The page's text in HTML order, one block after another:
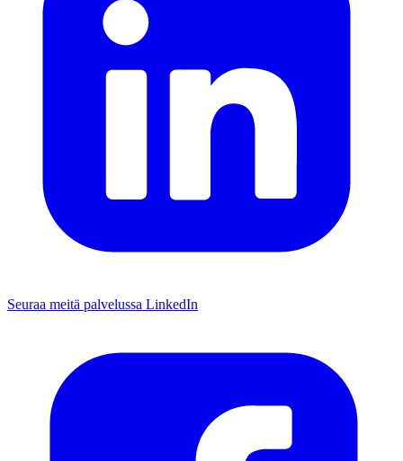
Seuraa meitä palvelussa LinkedIn